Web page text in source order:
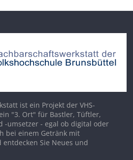
ist ein Projekt der VHS-
"3. Ort" für Bastler, Tüftler,
-umsetzer - egal ob digital oder
bei einem Getränk mit
Sie Neues und